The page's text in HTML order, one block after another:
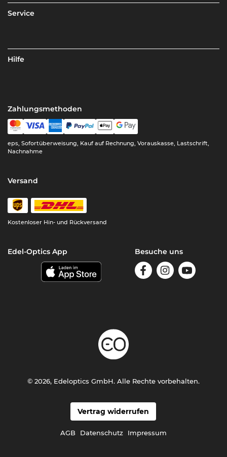
Service
Hilfe
Zahlungsmethoden
eps, Sofortüberweisung, Kauf auf Rechnung, Vorauskasse, Lastschrift,
Nachnahme
Versand
Kostenloser Hin- und Rückversand
Edel-Optics App Besuche uns
Vertrag widerrufen
AGB Datenschutz Impressum
© 2026, Edeloptics GmbH. Alle Rechte vorbehalten.